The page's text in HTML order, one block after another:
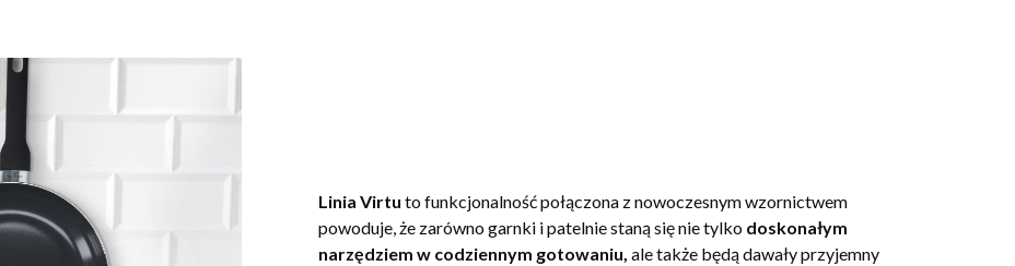
Linia Virtu to funkcjonalność połączona z nowoczesnym wzornictwem
powoduje, że zarówno garnki i patelnie staną się nie tylko doskonałym
narzędziem w codziennym gotowaniu, ale także będą dawały przyjemny